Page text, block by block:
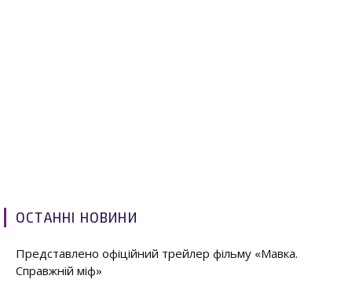
ОСТАННІ НОВИНИ
Представлено офіційний трейлер фільму «Мавка.
Справжній міф»